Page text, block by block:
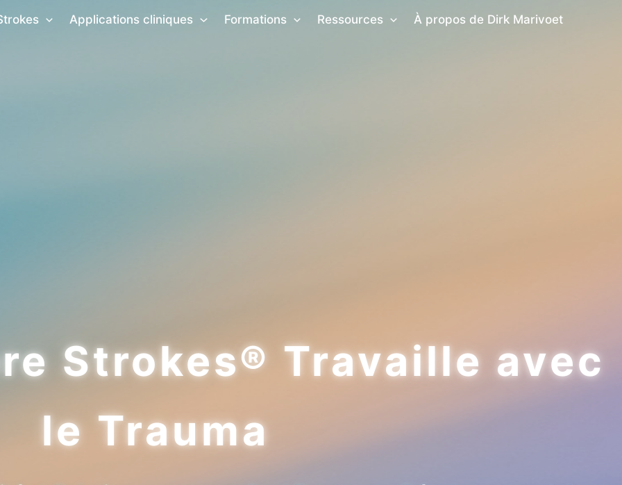
Applications cliniques Formations Ressources À propos de Dirk Marivoet
Strokes® Travaille avec
le Trauma